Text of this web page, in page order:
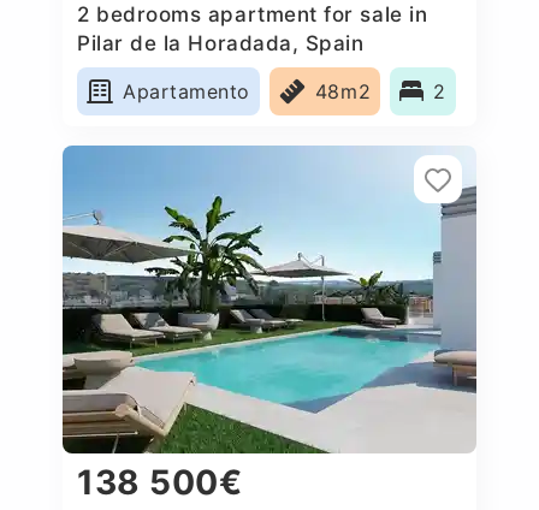
2 bedrooms apartment for sale in
Pilar de la Horadada, Spain
Apartamento
48m2 2
138 500€